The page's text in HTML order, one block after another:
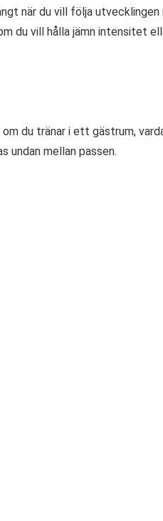
när du vill följa
du vill hålla jämn intensitet
du tränar i ett gästrum,
undan mellan passen.